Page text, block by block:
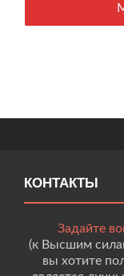
КОНТАКТЫ
Задайте
(к Высшим
вы хотите